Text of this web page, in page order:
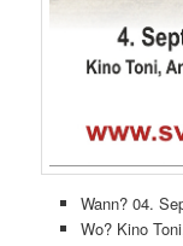
Wann? 04.
Wo? Kino